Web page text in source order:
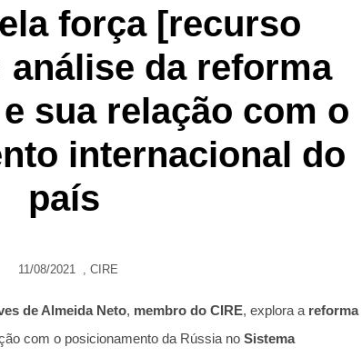
força [recurso
da reforma
sua relação com o
internacional do
país
11/08/2021 CIRE
de Almeida Neto, membro do CIRE, explora a reforma
com o posicionamento da Rússia no Sistema